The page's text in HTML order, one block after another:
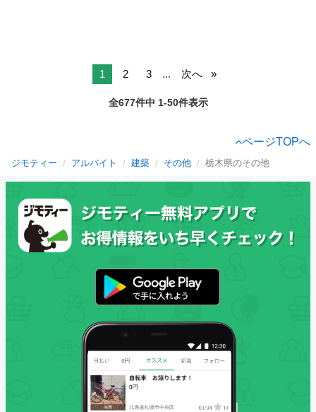
1 2 3 ... 次へ
全677件中 1-50件表示
ページTOPへ
ジモティー アルバイト 建築 その他 栃木県のその他